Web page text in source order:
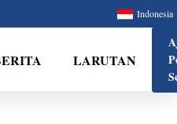
Indonesia
LARUTAN